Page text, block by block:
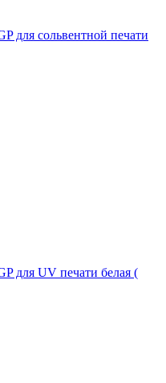
для сольвентной печати
для UV печати белая (